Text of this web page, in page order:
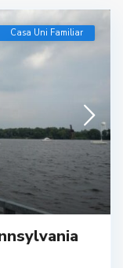
Casa Uni Familiar